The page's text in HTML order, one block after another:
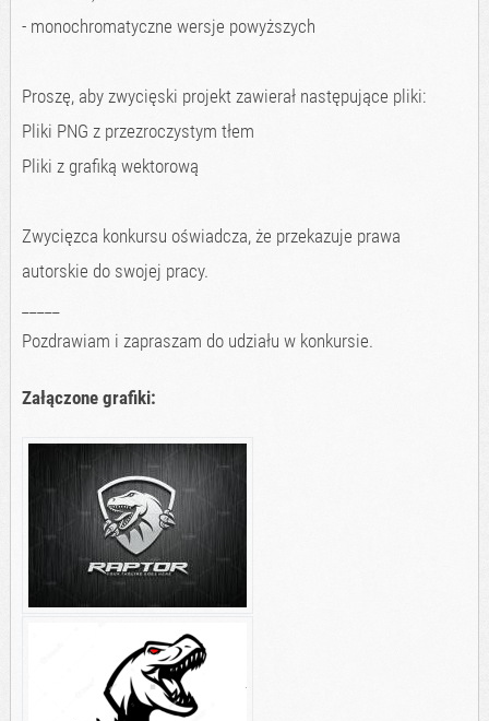
- monochromatyczne wersje powyższych
Proszę, aby zwycięski projekt zawierał następujące pliki:
Pliki PNG z przezroczystym tłem
Pliki z grafiką wektorową
Zwycięzca konkursu oświadcza, że przekazuje prawa
autorskie do swojej pracy.
Pozdrawiam i zapraszam do udziału w konkursie.
Załączone grafiki: